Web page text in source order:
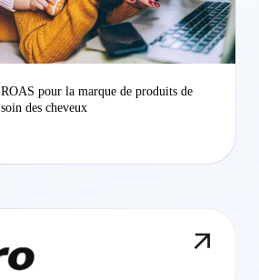
ROAS pour la marque de produits de
soin des cheveux